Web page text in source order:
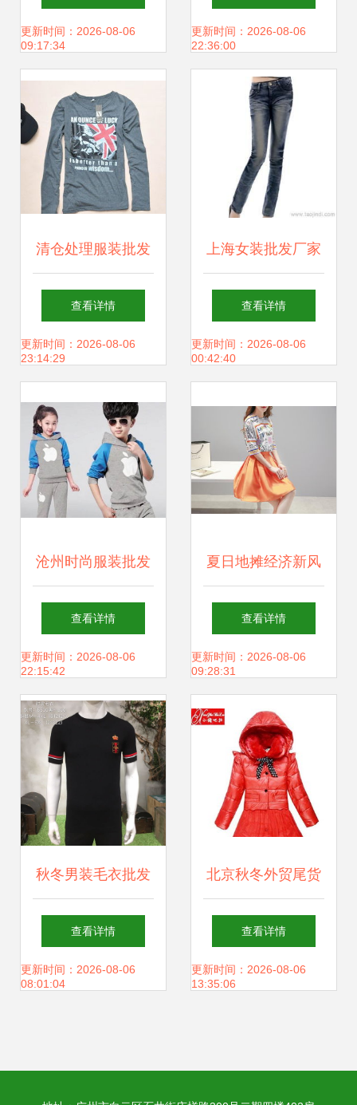
装女上装的批发新
机遇
更新时间：2026-08-06
09:17:34
更新时间：2026-08-06
22:36:00
清仓处理服装批发
指南 男装T恤圆领
长袖厂家尾单尾货
查看详情
更新时间：2026-08-06
23:14:29
上海女装批发厂家
直销 源头直供，一
站式采购指南
查看详情
更新时间：2026-08-06
00:42:40
沧州时尚服装批发
几块钱厂家直销背
后的质量博弈与广
州二手母婴儿童用
品市场的商机
查看详情
更新时间：2026-08-06
22:15:42
夏日地摊经济新风
向 武汉服装批发厂
家直销热销女装货
查看详情
更新时间：2026-08-06
09:28:31
秋冬男装毛衣批发
指南 精选尾货折扣
货源助力商家赢在
查看详情
更新时间：2026-08-06
08:01:04
北京秋冬外贸尾货
服装批发攻略 工厂
直供品牌毛衣、开
查看详情
更新时间：2026-08-06
13:35:06